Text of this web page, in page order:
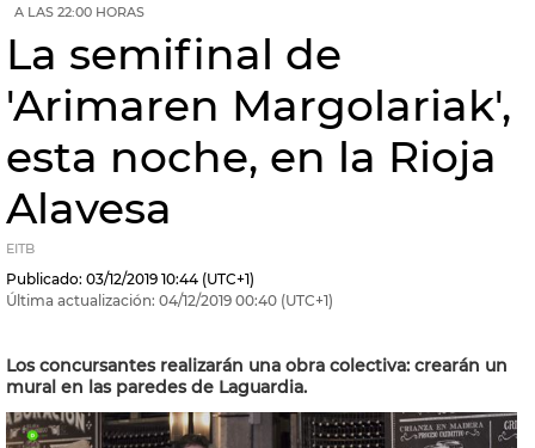
A LAS 22:00 HORAS
La semifinal de
'Arimaren Margolariak',
esta noche, en la Rioja
Alavesa
EITB
Publicado: 03/12/2019 10:44 (UTC+1)
Última actualización: 04/12/2019 00:40 (UTC+1)
Los concursantes realizarán una obra colectiva: crearán un
mural en las paredes de Laguardia.